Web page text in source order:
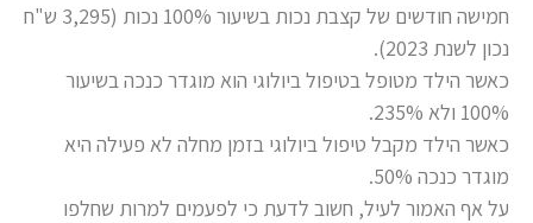
חמישה חודשים של קצבת נכות בשיעור 100% נכות (3,295 ש"ח
נכון לשנת 2023).
כאשר הילד מטופל בטיפול ביולוגי הוא מוגדר כנכה בשיעור
100% ולא 235%.
כאשר הילד מקבל טיפול ביולוגי בזמן מחלה לא פעילה היא
מוגדר כנכה 50%.
על אף האמור לעיל, חשוב לדעת כי לפעמים למרות שחלפו